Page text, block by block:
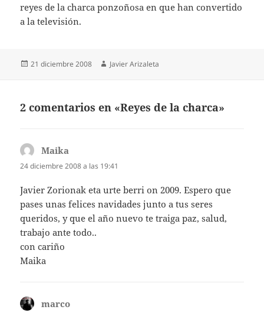
reyes de la charca ponzoñosa en que han convertido
a la televisión.
Publicado
21 diciembre 2008 Autor
Javier Arizaleta
2 comentarios en «Reyes de la charca»
Maika
24 diciembre 2008 a las 19:41
Javier Zorionak eta urte berri on 2009. Espero que
pases unas felices navidades junto a tus seres
queridos, y que el año nuevo te traiga paz, salud,
trabajo ante todo..
con cariño
Maika
marco